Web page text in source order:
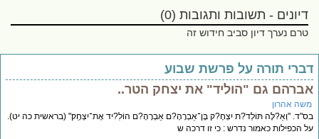
דיונים - תשובות ותגובות (0)
טרם נערך דיון סביב חידוש זה
תורה על פרשת שבוע
גם "הוליד" את יצחק הטר..
אהרון
"וְאֵ?לֶּה תּוֹלְדֹ?ת יִצְחָ?ק בֶּן־אַבְרָהָ?ם אַבְרָהָ?ם הוֹלִ?יד אֶת־יִצְחָֽק׃" (בראשית כה יט).
הכפילות כאמור נדרש : כי זו דרכה ש